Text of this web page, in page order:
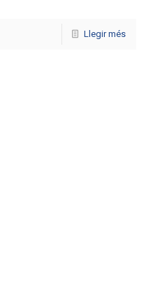
Llegir més